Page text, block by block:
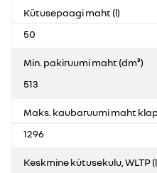
Kütusepaagi maht (l)
50
Min. pakiruumi maht (dm³)
513
Maks. kaubaruumi maht
1296
Keskmine kütusekulu, WLTP